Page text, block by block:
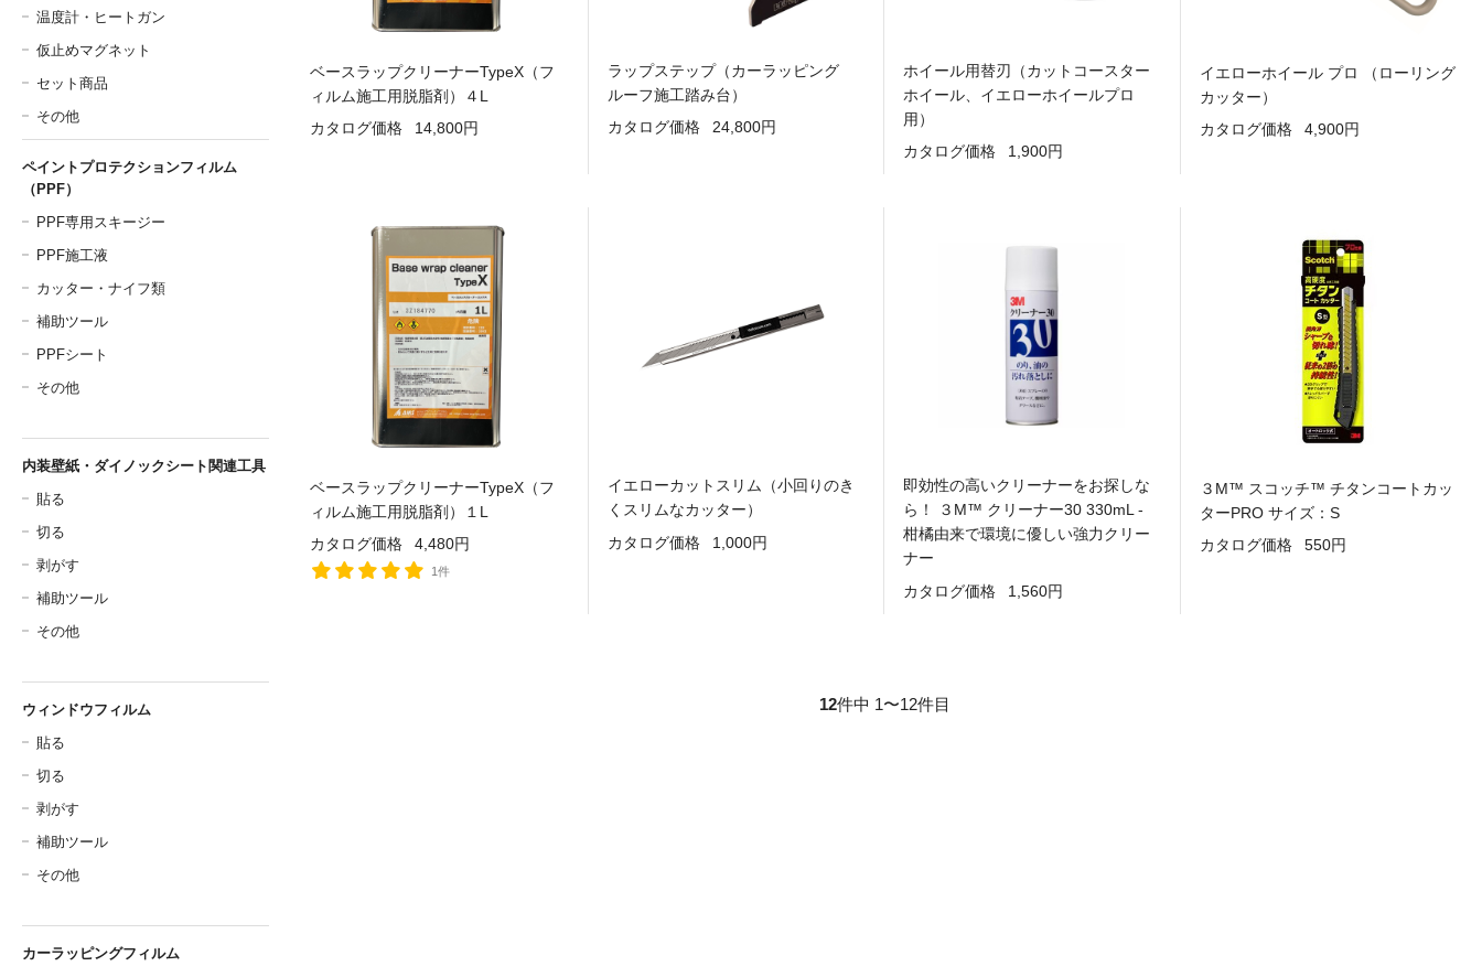
ベースラップクリーナーTypeX（フ
ィルム施工用脱脂剤）４L
カタログ価格
14,800円
ラップステップ（カーラッピング
ルーフ施工踏み台）
カタログ価格
24,800円
ホイール用替刃（カットコースター
ホイール、イエローホイールプロ
用）
カタログ価格
1,900円
イエローホイール プロ （ローリング
カッター）
カタログ価格
4,900円
ベースラップクリーナーTypeX（フ
ィルム施工用脱脂剤）１L
カタログ価格
4,480円
1件
イエローカットスリム（小回りのき
くスリムなカッター）
カタログ価格
1,000円
即効性の高いクリーナーをお探しな
ら！ ３M™ クリーナー30 330mL -
柑橘由来で環境に優しい強力クリー
ナー
カタログ価格
1,560円
３M™ スコッチ™ チタンコートカッ
ターPRO サイズ：S
カタログ価格
550円
12件中 1〜12件目
温度計・ヒートガン
仮止めマグネット
セット商品
その他
ペイントプロテクションフィルム
（PPF）
PPF専用スキージー
PPF施工液
カッター・ナイフ類
補助ツール
PPFシート
その他
内装壁紙・ダイノックシート関連工具
貼る
切る
剥がす
補助ツール
その他
ウィンドウフィルム
貼る
切る
剥がす
補助ツール
その他
カーラッピングフィルム